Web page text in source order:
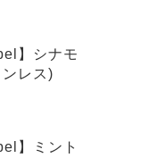
】シナモ
レス)
】ミント